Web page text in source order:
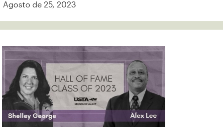
Agosto de 25, 2023